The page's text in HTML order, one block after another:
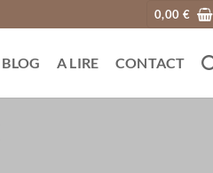
0,00 €
BLOG A LIRE CONTACT